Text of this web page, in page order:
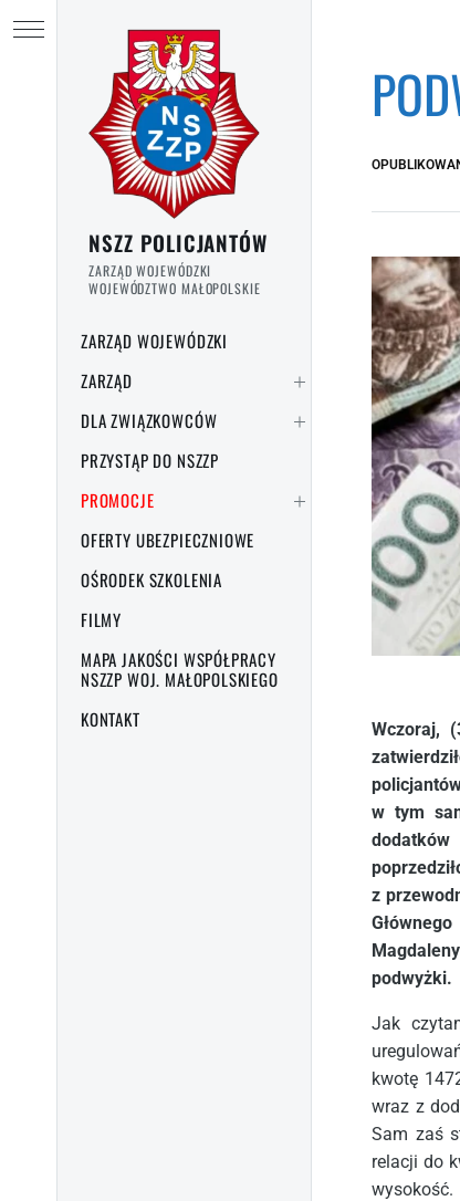
NSZZ POLICJANTÓW
ZARZĄD WOJEWÓDZKI
WOJEWÓDZTWO MAŁOPOLSKIE
ZARZĄD WOJEWÓDZKI
ZARZĄD
DLA ZWIĄZKOWCÓW
PRZYSTĄP DO NSZZP
PROMOCJE
OFERTY UBEZPIECZNIOWE
OŚRODEK SZKOLENIA
FILMY
MAPA JAKOŚCI WSPÓŁPRACY
NSZZP WOJ. MAŁOPOLSKIEGO
KONTAKT
Wczoraj,
w tym
dodatków
z
podwyżki.
Jak
kwotę
wraz z
Sam zaś
relacji do
wysokość.